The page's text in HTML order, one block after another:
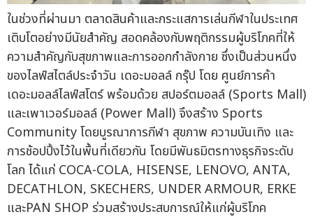
ในช่วงที่ผ่านมา ตลาดสินค้าและกระแสการเล่นกีฬาในประเทศ
เติบโตอย่างมีนัยสำคัญ สอดคล้องกับพฤติกรรมผู้บริโภคที่ให้
ความสำคัญกับสุขภาพและการออกกำลังกาย ซึ่งเป็นส่วนหนึ่ง
ของไลฟ์สไตล์ประจำวัน เดอะมอลล์ กรุ๊ป โดย ศูนย์การค้า
เดอะมอลล์ไลฟ์สโตร์ พร้อมด้วย สปอร์ตมอลล์ (Sports Mall)
และเพาเวอร์มอลล์ (Power Mall) จึงสร้าง Sports
Community โดยบูรณาการกีฬา สุขภาพ ความบันเทิง และ
การช้อปปิ้งไว้ในพื้นที่เดียวกัน โดยมีพันธมิตรทางธุรกิจระดับ
โลก ได้แก่ COCA-COLA, HISENSE, LENOVO, ANTA,
DECATHLON, SKECHERS, UNDER ARMOUR, ERKE
และPAN SHOP ร่วมสร้างประสบการณ์ให้แก่ผู้บริโภค